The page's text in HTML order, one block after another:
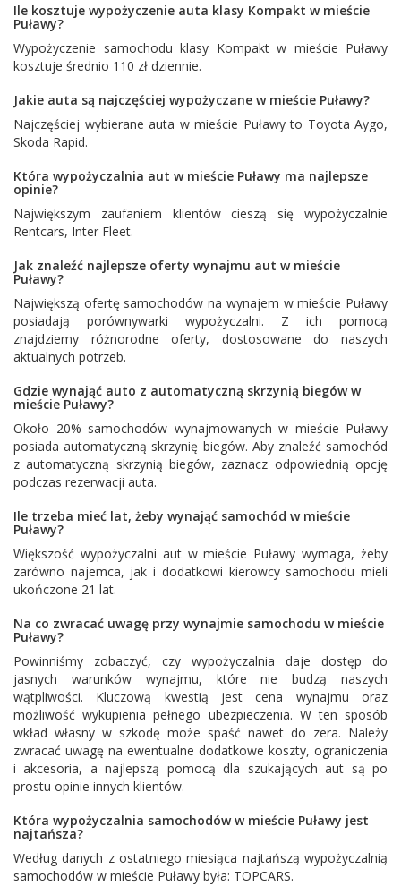
Ile kosztuje wypożyczenie auta klasy Kompakt w mieście
Puławy?
Wypożyczenie samochodu klasy Kompakt w mieście Puławy
kosztuje średnio 110 zł dziennie.
Jakie auta są najczęściej wypożyczane w mieście Puławy?
Najczęściej wybierane auta w mieście Puławy to Toyota Aygo,
Skoda Rapid.
Która wypożyczalnia aut w mieście Puławy ma najlepsze
opinie?
Największym zaufaniem klientów cieszą się wypożyczalnie
Rentcars, Inter Fleet.
Jak znaleźć najlepsze oferty wynajmu aut w mieście
Puławy?
Największą ofertę samochodów na wynajem w mieście Puławy
posiadają porównywarki wypożyczalni. Z ich pomocą
znajdziemy różnorodne oferty, dostosowane do naszych
aktualnych potrzeb.
Gdzie wynająć auto z automatyczną skrzynią biegów w
mieście Puławy?
Około 20% samochodów wynajmowanych w mieście Puławy
posiada automatyczną skrzynię biegów. Aby znaleźć samochód
z automatyczną skrzynią biegów, zaznacz odpowiednią opcję
podczas rezerwacji auta.
Ile trzeba mieć lat, żeby wynająć samochód w mieście
Puławy?
Większość wypożyczalni aut w mieście Puławy wymaga, żeby
zarówno najemca, jak i dodatkowi kierowcy samochodu mieli
ukończone 21 lat.
Na co zwracać uwagę przy wynajmie samochodu w mieście
Puławy?
Powinniśmy zobaczyć, czy wypożyczalnia daje dostęp do
jasnych warunków wynajmu, które nie budzą naszych
wątpliwości. Kluczową kwestią jest cena wynajmu oraz
możliwość wykupienia pełnego ubezpieczenia. W ten sposób
wkład własny w szkodę może spaść nawet do zera. Należy
zwracać uwagę na ewentualne dodatkowe koszty, ograniczenia
i akcesoria, a najlepszą pomocą dla szukających aut są po
prostu opinie innych klientów.
Która wypożyczalnia samochodów w mieście Puławy jest
najtańsza?
Według danych z ostatniego miesiąca najtańszą wypożyczalnią
samochodów w mieście Puławy była: TOPCARS.